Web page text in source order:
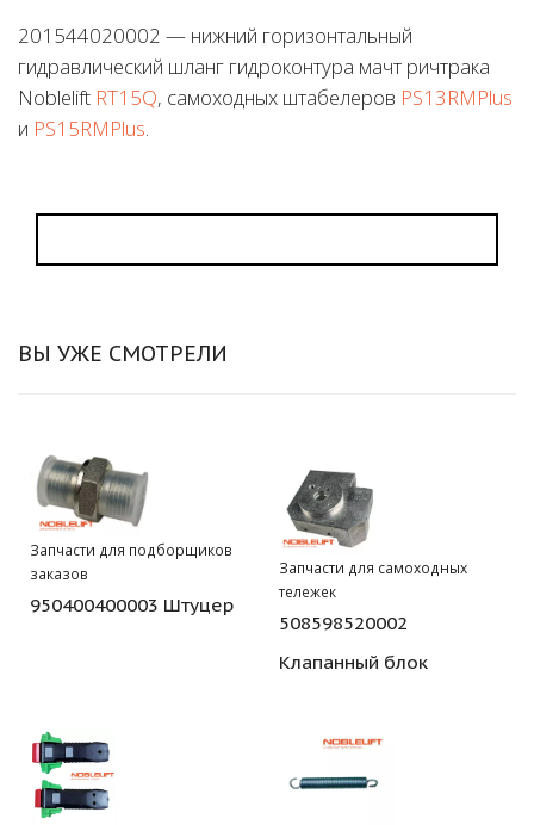
201544020002 — нижний горизонтальный
гидравлический шланг гидроконтура мачт ричтрака
Noblelift RT15Q, самоходных штабелеров PS13RMPlus
и PS15RMPlus
ВЫ УЖЕ СМОТРЕЛИ
Запчасти для подборщиков
заказов
950400400003 Штуцер
Запчасти для самоходных
тележек
508598520002
Клапанный блок